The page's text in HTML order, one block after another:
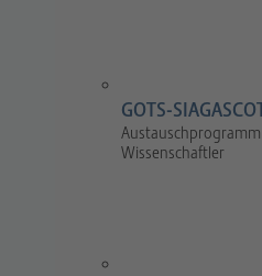
GOTS-
Wissenschaftler